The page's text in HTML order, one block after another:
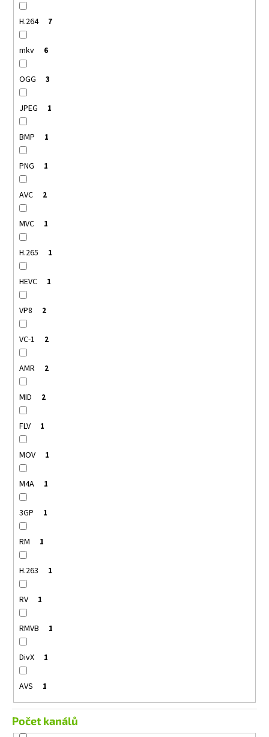
H.264 7
mkv 6
OGG 3
JPEG 1
BMP 1
PNG 1
AVC 2
MVC 1
H.265 1
HEVC 1
VP8 2
VC-1 2
AMR 2
MID 2
FLV 1
MOV 1
M4A 1
3GP 1
RM 1
H.263 1
RV 1
RMVB 1
DivX 1
AVS 1
Počet kanálů